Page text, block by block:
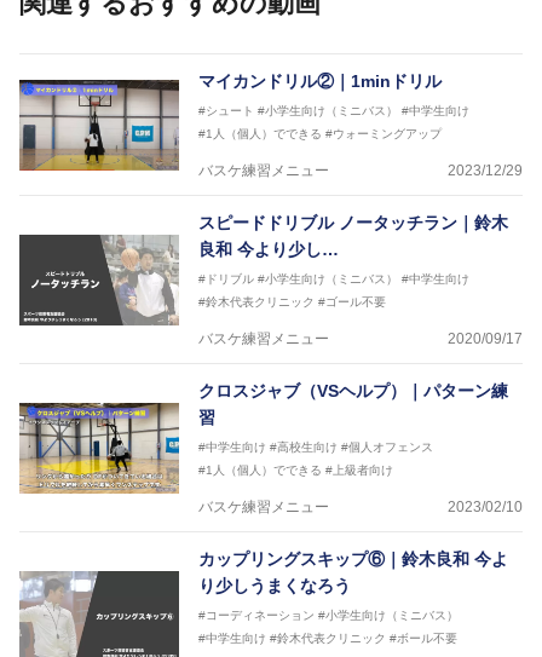
2016年U12ナショナルキャンプヘッドコーチ
2016年U13ナショナルキャンプヘッドコーチ
2016年男子日本代表サポートコーチ
2017年U12ナショナルキャンプヘッドコーチ
2017年U13ナショナルキャンプヘッドコーチ
リーコーチ
2018年U12ナショナルキャンプヘッドコーチ
2018年U13ナショナルキャンプヘッドコーチ
2018年～2021年男子日本代表サポートコーチ
2021年～女子日本代表アシスタントコーチ
マイカンドリル②｜1minドリル
#シュート #小学生向け（ミニバス）
#中学生向け
#1人（個人）でできる #ウォーミングアップ
バスケ練習メニュー 2023/12/29
スピードドリブル ノータッチラン｜鈴木
良和 今より少し…
#ドリブル #小学生向け（ミニバス）
#中学生向け
#鈴木代表クリニック #ゴール不要
バスケ練習メニュー 2020/09/17
クロスジャブ（VSヘルプ）｜パターン練
習
#中学生向け #高校生向け #個人オフェンス
#1人（個人）でできる #上級者向け
バスケ練習メニュー 2023/02/10
カップリングスキップ⑥｜鈴木良和 今よ
り少しうまくなろう
#コーディネーション #小学生向け（ミニバス）
#中学生向け #鈴木代表クリニック #ボール不要